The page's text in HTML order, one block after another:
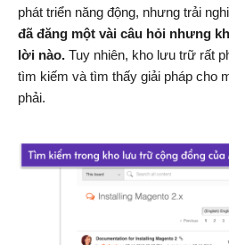
phát triển năng động, nhưng trải
đã đăng một vài câu hỏi nhưng
lời nào. Tuy nhiên, kho lưu trữ rất
tìm kiếm và tìm thấy giải pháp cho
phải.